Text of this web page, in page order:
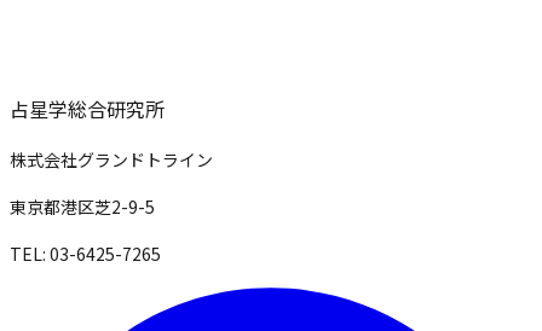
占星学総合研究所
株式会社グランドトライン
東京都港区芝2-9-5
TEL: 03-6425-7265